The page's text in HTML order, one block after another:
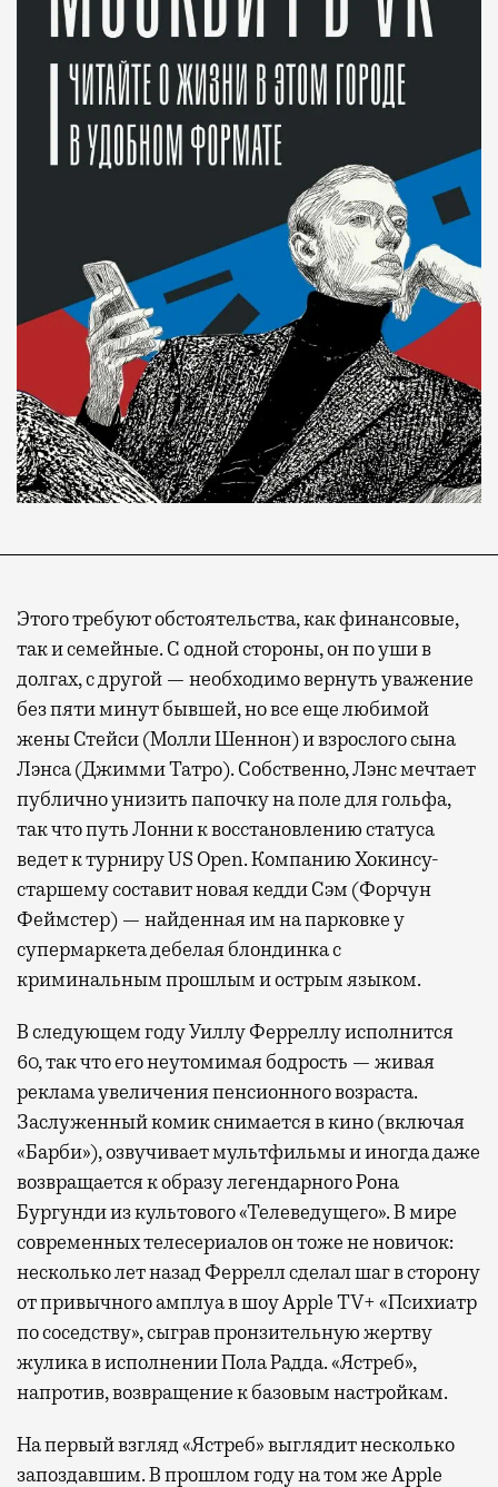
Этого требуют обстоятельства, как финансовые,
так и семейные. С одной стороны, он по уши в
долгах, с другой — необходимо вернуть уважение
без пяти минут бывшей, но все еще любимой
жены Стейси (Молли Шеннон) и взрослого сына
Лэнса (Джимми Татро). Собственно, Лэнс мечтает
публично унизить папочку на поле для гольфа,
так что путь Лонни к восстановлению статуса
ведет к турниру US Open. Компанию Хокинсу-
старшему составит новая кедди Сэм (Форчун
Феймстер) — найденная им на парковке у
супермаркета дебелая блондинка с
криминальным прошлым и острым языком.
В следующем году Уиллу Ферреллу исполнится
60, так что его неутомимая бодрость — живая
реклама увеличения пенсионного возраста.
Заслуженный комик снимается в кино (включая
«Барби»), озвучивает мультфильмы и иногда даже
возвращается к образу легендарного Рона
Бургунди из культового «Телеведущего». В мире
современных телесериалов он тоже не новичок:
несколько лет назад Феррелл сделал шаг в сторону
от привычного амплуа в шоу Apple TV+ «Психиатр
по соседству», сыграв пронзительную жертву
жулика в исполнении Пола Радда. «Ястреб»,
напротив, возвращение к базовым настройкам.
На первый взгляд «Ястреб» выглядит несколько
запоздавшим. В прошлом году на том же Apple